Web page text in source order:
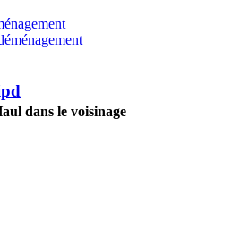
dans le voisinage